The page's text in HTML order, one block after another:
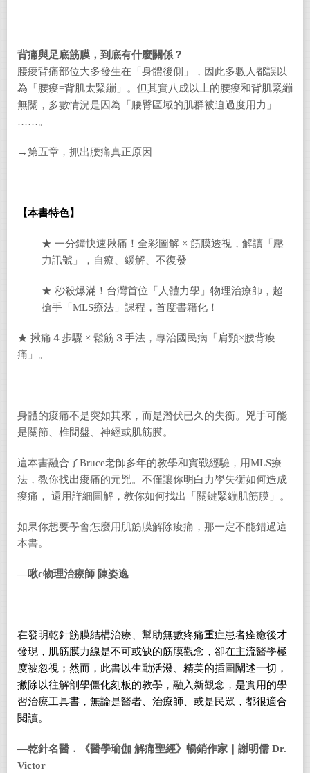
背痛與足底筋膜，到底有什麼關係？
腰痠背痛部位大多發生在「身體後側」，因此多數人都誤以
為「腰痠=背肌太緊繃」。但其實八成以上的腰痠和背肌緊繃
無關，多數情況是因為「腰臀區域的肌群被迫過度用力」
……。
→第五章，抓出腰痛真正原因
【本書特色】
★ 一分鐘快速揪痛！全彩圖解 × 筋膜透視，解讀「壓
力訊號」，自療、緩解、不復發
★ 秒殺爆滿！台灣首位「人體力學」物理治療師，超
搶手「MLS療法」課程，首度書籍化！
★ 揪痛４步驟 × 鬆筋３手法，專治國民病「肩頸×腰背痠
痛」。
身體的痠痛不是突如其來，而是潛伏已久的失衡。兇手可能
是關節、椎間盤、神經或肌筋膜。
這本書融合了Bruce老師多年的教學和實戰經驗，用MLS療
法，教你找出痠痛的元兇。不僅讓你明白力學失衡如何造成
痠痛， 還用詳細圖解，教你如何找出「關鍵緊繃肌筋膜」。
如果你想要學會怎麼用肌筋膜解除痠痛，那一定不能錯過這
本書。
—啾c物理治療師 陳姿逸
在發明乾針筋膜結構治療、幫助無數疼痛重症患者痊癒後才
發現，肌筋膜力線是不可或缺的筋膜觀念，卻在主流醫學極
度被忽視；然而，此書以生動活潑、精美的插圖闡述一切，
撇除以往解剖學僵化刻板的教學，融入新觀念，是實用的學
習治療工具書，無論是醫者、治療師、或是民眾，都很適合
閱讀。
—乾針名醫．《醫學瑜伽 解痛聖經》暢銷作家｜謝明儒 Dr.
Victor